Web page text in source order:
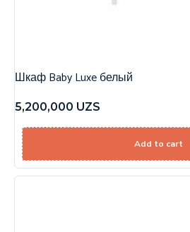
Шкаф Baby Luxe белый
5,200,000 UZS
Add to cart